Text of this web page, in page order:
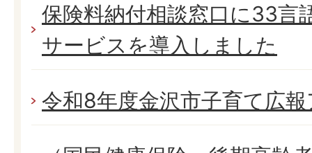
保険料納付相談窓口に33言
サービスを導入しました
令和8年度金沢市子育て広